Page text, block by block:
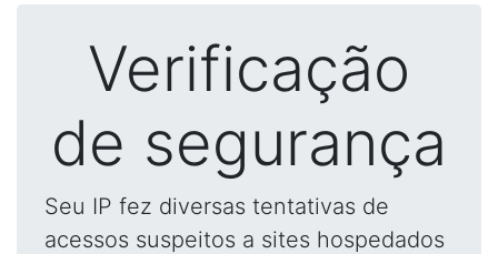
Verificação
de segurança
Seu IP fez diversas tentativas de
acessos suspeitos a sites hospedados